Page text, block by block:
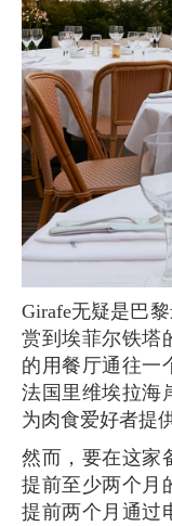
Girafe无疑是巴黎最受欢迎的地点之一，以其可以欣
赏到埃菲尔铁塔
的用餐厅通往一
法国里维埃拉海
为肉食爱好者提
然而，要在这家备受追捧的餐厅中预订座位，需要
提前至少两个月
提前两个月通过